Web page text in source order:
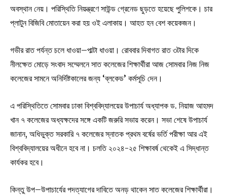
অবস্থান নেয়। পরিস্থিতি নিয়ন্ত্রণে সাউন্ড গ্রেনেড ছুড়তে হয়েছে পুলিশকে। চার
প্লাটুন বিজিবি মোতায়েন করা হয় ওই এলাকায়। আহত হন বেশ কয়েকজন।
গভীর রাত পর্যন্ত চলে ধাওয়া–পাল্টা ধাওয়া। রোববার দিবাগত রাত ৩টার দিকে
নীলক্ষেত মোড়ে সংবাদ সম্মেলনে সাত কলেজের শিক্ষার্থীরা আজ সোমবার নিজ নিজ
কলেজের সামনে অনির্দিষ্টকালের জন্য ‘ব্লকেড’ কর্মসূচি দেন।
এ পরিস্থিতিতে সোমবার ঢাকা বিশ্ববিদ্যালয়ের উপাচার্য অধ্যাপক ড. নিয়াজ আহমদ
খান ৭ কলেজের অধ্যক্ষদের সঙ্গে একটি জরুরি সভায় করেন। সভা শেষে উপাচার্য
জানান, অধিভুক্ত সরকারি ৭ কলেজের স্নাতক প্রথম বর্ষের ভর্তি পরীক্ষা আর এই
বিশ্ববিদ্যালয়ের অধীনে হবে না। চলতি ২০২৪-২৫ শিক্ষাবর্ষ থেকেই এ সিদ্ধান্ত
কার্যকর হবে।
কিন্তু উপ–উপাচার্যের পদত্যাগের দাবিতে অনড় থাকেন সাত কলেজের শিক্ষার্থীরা।